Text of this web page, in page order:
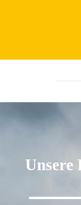
Unsere